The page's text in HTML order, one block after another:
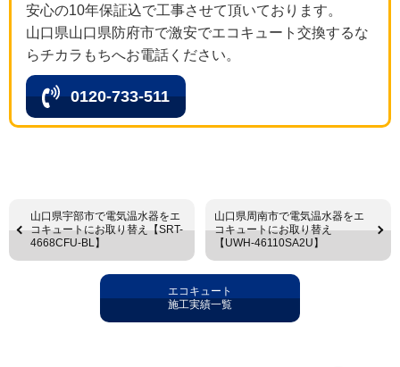
安心の10年保証込で工事させて頂いております。
山口県山口県防府市で激安でエコキュート交換するな
らチカラもちへお電話ください。
0120-733-511
山口県宇部市で電気温水器をエ
コキュートにお取り替え【SRT-
4668CFU-BL】
山口県周南市で電気温水器をエ
コキュートにお取り替え
【UWH-46110SA2U】
エコキュート
施工実績一覧